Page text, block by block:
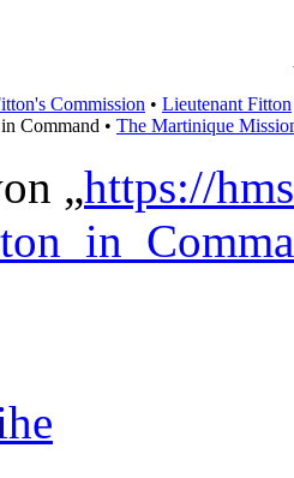
Commission • Lieutenant Fitton
Command • The Martinique
„https://